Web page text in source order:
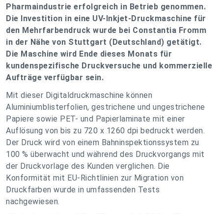
Pharmaindustrie erfolgreich in Betrieb genommen.
Die Investition in eine UV-Inkjet-Druckmaschine für
den Mehrfarbendruck wurde bei Constantia Fromm
in der Nähe von Stuttgart (Deutschland) getätigt.
Die Maschine wird Ende dieses Monats für
kundenspezifische Druckversuche und kommerzielle
Aufträge verfügbar sein.
Mit dieser Digitaldruckmaschine können
Aluminiumblisterfolien, gestrichene und ungestrichene
Papiere sowie PET- und Papierlaminate mit einer
Auflösung von bis zu 720 x 1260 dpi bedruckt werden.
Der Druck wird von einem Bahninspektionssystem zu
100 % überwacht und während des Druckvorgangs mit
der Druckvorlage des Kunden verglichen. Die
Konformität mit EU-Richtlinien zur Migration von
Druckfarben wurde in umfassenden Tests
nachgewiesen.